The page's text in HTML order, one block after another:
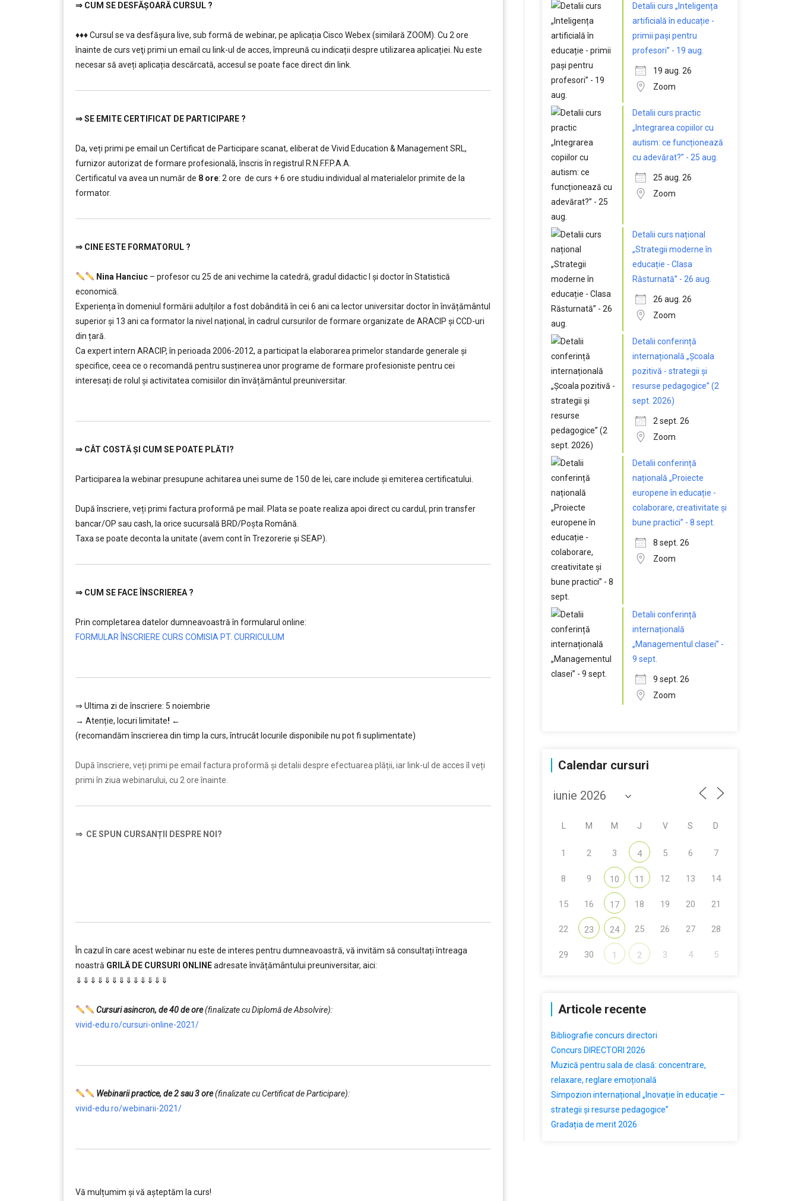
⇒ CUM SE DESFĂȘOARĂ CURSUL ?
♦♦♦ Cursul se va desfășura live, sub formă de webinar, pe aplicația Cisco Webex (similară ZOOM). Cu 2 ore
înainte de curs veţi primi un email cu link-ul de acces, împreună cu indicații despre utilizarea aplicației. Nu este
necesar să aveți aplicația descărcată, accesul se poate face direct din link.
⇒SE EMITE CERTIFICAT DE PARTICIPARE ?
Da, veți primi pe email un Certificat de Participare scanat, eliberat de Vivid Education & Management SRL,
furnizor autorizat de formare profesională, înscris în registrul R.N.F.F.P.A.A.
Certificatul va avea un număr de 8 ore: 2 ore de curs + 6 ore studiu individual al materialelor primite de la
formator.
⇒ CINE ESTE FORMATORUL ?
Nina Hanciuc– profesor cu 25 de ani vechime la catedră, gradul didactic I şi doctor în Statistică
economică.
Experiența în domeniul formării adulților a fost dobândită în cei 6 ani ca lector universitar doctor în învățământul
superior şi 13 ani ca formator la nivel național, în cadrul cursurilor de formare organizate de ARACIP şi CCD-uri
din țară.
Ca expert intern ARACIP, în perioada 2006-2012, a participat la elaborarea primelor standarde generale şi
specifice, ceea ce o recomandă pentru susținerea unor programe de formare profesioniste pentru cei
interesați de rolul şi activitatea comisiilor din învățământul preuniversitar.
⇒ CÂT COSTĂ ȘI CUM SE POATE PLĂTI?
Participarea la webinar presupune achitarea unei sume de 150 de lei, care include şi emiterea certificatului.
După înscriere, veți primi factura proformă pe mail. Plata se poate realiza apoi direct cu cardul, prin transfer
bancar/OP sau cash, la orice sucursală BRD/Poșta Română.
Taxa se poate deconta la unitate (avem cont în Trezorerie și SEAP).
⇒ CUM SE FACE ÎNSCRIEREA ?
Prin completarea datelor dumneavoastră în formularul online:
FORMULAR ÎNSCRIERE CURS COMISIA PT. CURRICULUM
⇒ Ultima zi de înscriere: 5 noiembrie
→ Atenție, locuri limitate! ←
(recomandăm înscrierea din timp la curs, întrucât locurile disponibile nu pot fi suplimentate)
După ȋnscriere, veți primi pe email factura proformă și detalii despre efectuarea plății, iar link-ul de acces îl veți
primi în ziua webinarului, cu 2 ore înainte.
⇒ CE SPUN CURSANȚII DESPRE NOI?
În cazul în care acest webinar nu este de interes pentru dumneavoastră, vă invităm să consultați întreaga
noastră GRILĂ DE CURSURI ONLINEadresate învățământului preuniversitar, aici:
⇓⇓⇓⇓⇓⇓⇓⇓⇓⇓⇓⇓⇓
Cursuri asincron, de 40 de ore(finalizate cu Diplomă de Absolvire):
vivid-edu.ro/cursuri-online-2021/
Webinarii practice, de 2 sau 3 ore(finalizate cu Certificat de Participare):
vivid-edu.ro/webinarii-2021/
Vă mulțumim și vă aşteptăm la curs!
Detalii curs „Inteligența
artificială în educație -
primii pași pentru
profesori” - 19 aug.
19 aug. 26
Zoom
Detalii curs practic
„Integrarea copiilor cu
autism: ce funcționează
cu adevărat?” - 25 aug.
25 aug. 26
Zoom
Detalii curs național
„Strategii moderne în
educație - Clasa
Răsturnată” - 26 aug.
26 aug. 26
Zoom
Detalii conferință
internațională „Școala
pozitivă - strategii și
resurse pedagogice” (2
sept. 2026)
2 sept. 26
Zoom
Detalii conferință
națională „Proiecte
europene în educație -
colaborare, creativitate și
bune practici” - 8 sept.
8 sept. 26
Zoom
Detalii conferință
internațională
„Managementul clasei” -
9 sept.
9 sept. 26
Zoom
Calendar cursuri
M M J V S D
1 2 3 4 5 6 7
8 9 10 11 12 13 14
15 16 17 18 19 20 21
22 23 24 25 26 27 28
29 30 1 2 3 4 5
Articole recente
Bibliografie concurs directori
Concurs DIRECTORI 2026
Muzică pentru sala de clasă: concentrare,
relaxare, reglare emoțională
Simpozion internațional „Inovație în educație –
strategii și resurse pedagogice”
Gradația de merit 2026